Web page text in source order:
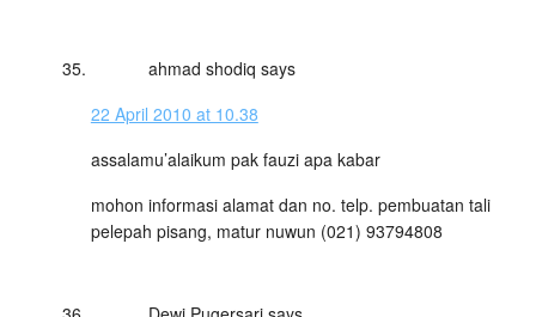
ahmad shodiq says
22 April 2010 at 10.38
assalamu’alaikum pak fauzi apa kabar
mohon informasi alamat dan no. telp. pembuatan tali
pelepah pisang, matur nuwun (021) 93794808